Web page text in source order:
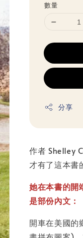
數量
分享
作者 Shelley
才有了這本書
她在本書的開
是部份內文：
開車在美國的